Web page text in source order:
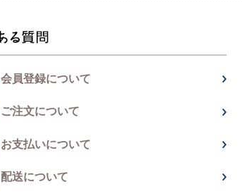
会員登録について
ご注文について
お支払いについて
配送について